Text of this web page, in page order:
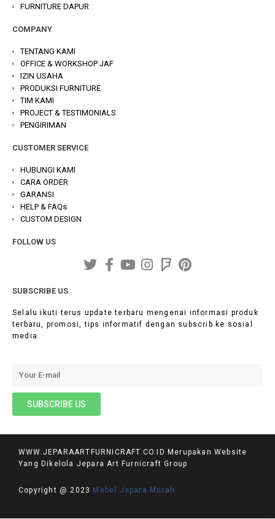
FURNITURE DAPUR
COMPANY
TENTANG KAMI
OFFICE & WORKSHOP JAF
IZIN USAHA
PRODUKSI FURNITURE
TIM KAMI
PROJECT & TESTIMONIALS
PENGIRIMAN
CUSTOMER SERVICE
HUBUNGI KAMI
CARA ORDER
GARANSI
HELP & FAQs
CUSTOM DESIGN
FOLLOW US
SUBSCRIBE US
Selalu ikuti terus update terbaru mengenai informasi produk
terbaru, promosi, tips informatif dengan subscrib ke sosial
media.
WWW.JEPARAARTFURNICRAFT.CO.ID Merupakan Website
Yang Dikelola Jepara Art Furnicraft Group
Copyright @ 2023 Mebel Jepara Murah